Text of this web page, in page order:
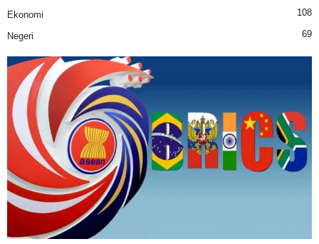
Ekonomi 108
Negeri 69